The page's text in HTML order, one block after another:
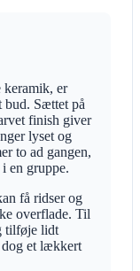
keramik, er
bud. Sættet på
finish giver
lyset og
to ad gangen,
en gruppe.
få ridser og
overflade. Til
tilføje lidt
dog et lækkert